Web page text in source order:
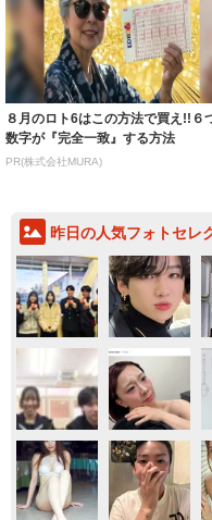
８月のロト6はこの方法で買え!!６
数字が『完全一致』する方法
PR(株式会社MURA)
昨日の人気フォトセレ